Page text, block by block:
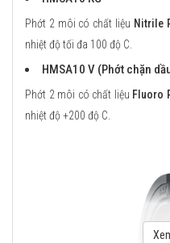
Phớt 2 môi có chất liệu Nitrile
nhiệt độ tối đa 100 độ C.
HMSA10 V (Phớt chặn
Phớt 2 môi có chất liệu Fluoro
nhiệt độ +200 độ C.